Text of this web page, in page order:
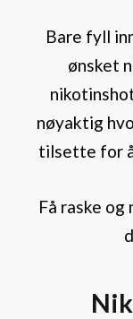
Bare fyll
ønsket
nøyaktig
tilsette for
Få raske